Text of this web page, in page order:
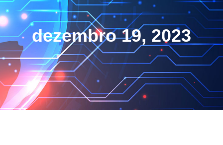
dezembro 19, 2023